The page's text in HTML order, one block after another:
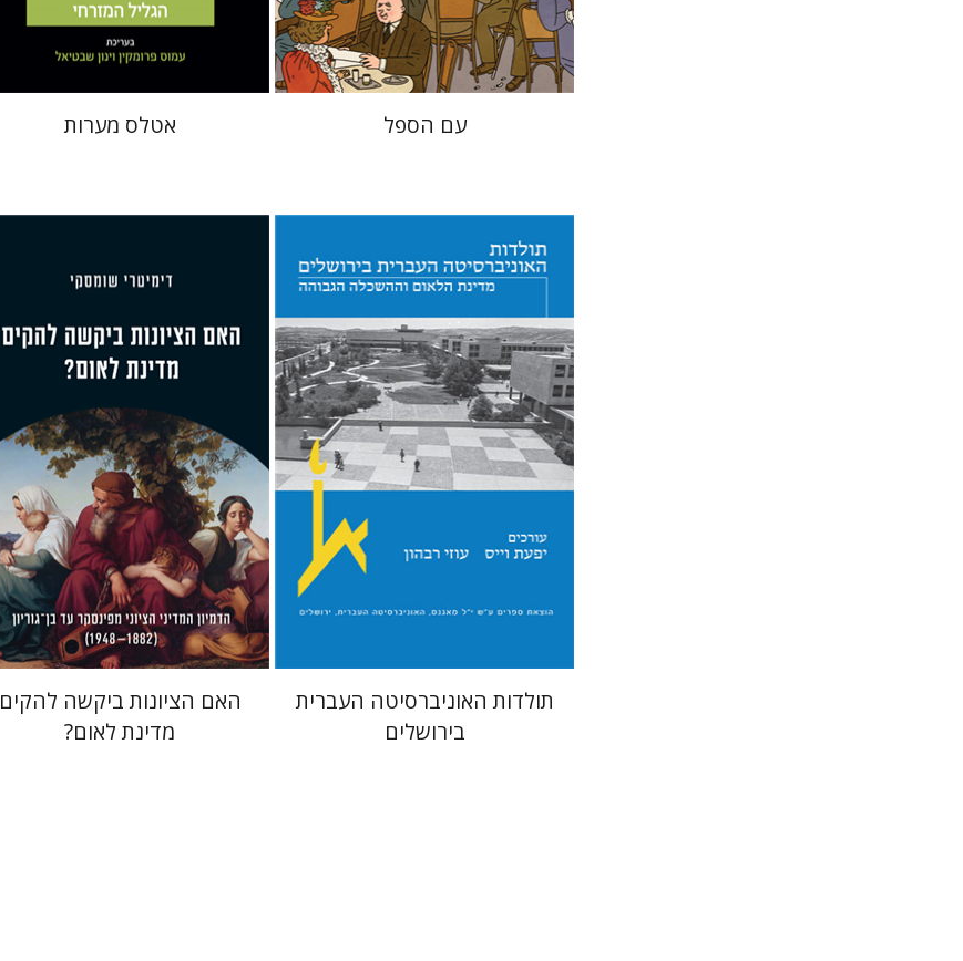
$42
$38
עם הספל
$56
$50
אטלס מערות
יפעת וייס עוזי רבהון
הנחת אתר ספר מודפס
תולדות האוניברסיטה העברית
בירושלים
דימיטרי שומסקי
הנחת אתר ספר מודפס
$42
$38
האם הציונות ביקשה להקים
מדינת לאום?